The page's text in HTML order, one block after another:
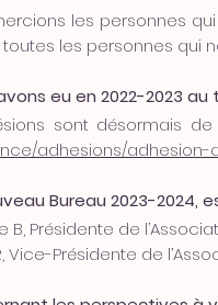
les personnes
les personnes qui
eu en 2022-2023
sont désormais
adhesions/
Bureau 2023-2024,
B, Présidente de
Vice-Présidente de